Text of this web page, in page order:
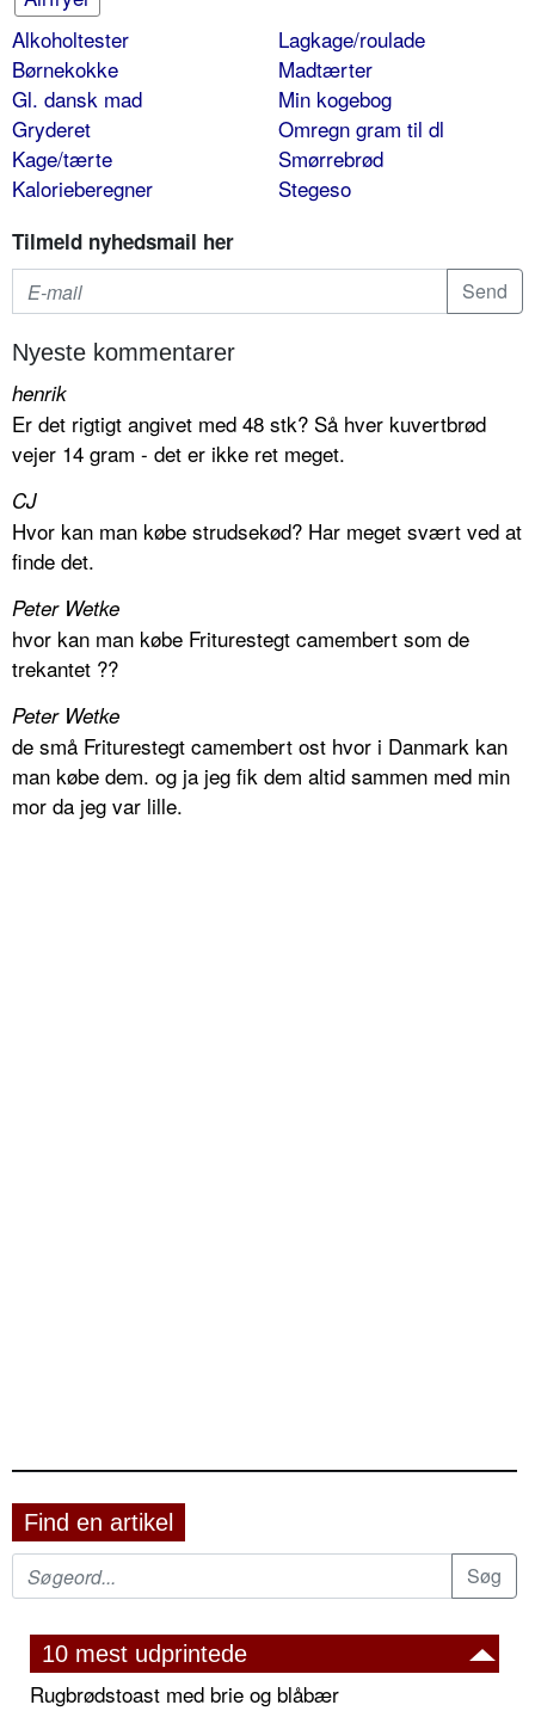
Alkoholtester
Børnekokke
Gl. dansk mad
Gryderet
Kage/tærte
Kalorieberegner
Lagkage/roulade
Madtærter
Min kogebog
Omregn gram til dl
Smørrebrød
Stegeso
Tilmeld nyhedsmail her
Nyeste kommentarer
henrik
Er det rigtigt angivet med 48 stk? Så hver kuvertbrød
vejer 14 gram - det er ikke ret meget.
CJ
Hvor kan man købe strudsekød? Har meget svært ved at
finde det.
Peter Wetke
hvor kan man købe Friturestegt camembert som de
trekantet ??
Peter Wetke
de små Friturestegt camembert ost hvor i Danmark kan
man købe dem. og ja jeg fik dem altid sammen med min
mor da jeg var lille.
Find en artikel
10 mest udprintede
Rugbrødstoast med brie og blåbær